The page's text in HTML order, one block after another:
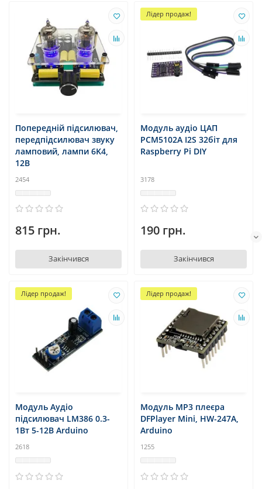
Попередній підсилювач,
передпідсилювач звуку
ламповий, лампи 6K4,
12В
2454
815 грн.
Закінчився
Лідер продаж!
Модуль аудіо ЦАП
PCM5102A I2S 32біт для
Raspberry Pi DIY
3178
190 грн.
Закінчився
Лідер продаж!
Модуль Аудіо
підсилювач LM386 0.3-
1Вт 5-12В Arduino
2618
Лідер продаж!
Модуль MP3 плеєра
DFPlayer Mini, HW-247A,
Arduino
1255